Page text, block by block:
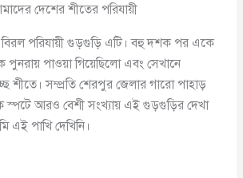
দেশের শীতের পরিযায়ী
বিরল পরিযায়ী গুড়গুড়ি এটি। বহু দশক পর একে
পুনরায় পাওয়া গিয়েছিলো এবং সেখানে
শীতে। সম্প্রতি শেরপুর জেলার গারো পাহাড়
স্পটে আরও বেশী সংখ্যায় এই গুড়গুড়ির দেখা
এই পাখি দেখিনি।